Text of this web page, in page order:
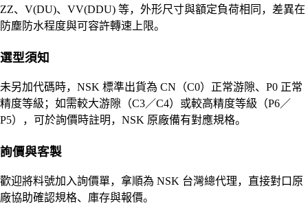
ZZ、V(DU)、VV(DDU) 等，外形尺寸與額定負荷相同，差異在
防塵防水程度與可容許轉速上限。
選型須知
未另加代碼時，NSK 標準出貨為 CN（C0）正常游隙、P0 正常
精度等級；如需較大游隙（C3／C4）或較高精度等級（P6／
P5），可於詢價時註明，NSK 原廠備有對應規格。
詢價與客製
歡迎將料號加入詢價單，拿順為 NSK 台灣總代理，直接對口原
廠協助確認規格、庫存與報價。